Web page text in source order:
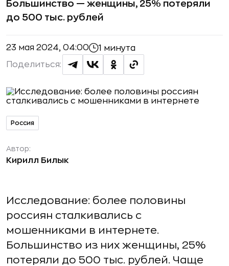
Большинство — женщины, 25% потеряли
до 500 тыс. рублей
23 мая 2024, 04:00 1 минута
Поделиться:
Россия
Автор:
Кирилл Билык
Исследование: более половины
россиян сталкивались с
мошенниками в интернете.
Большинство из них женщины, 25%
потеряли до 500 тыс. рублей. Чаще